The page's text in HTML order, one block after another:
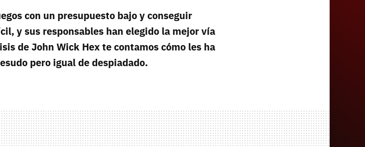
con un presupuesto bajo y conseguir
y sus responsables han elegido la mejor vía
de John Wick Hex te contamos cómo les ha
pero igual de despiadado.